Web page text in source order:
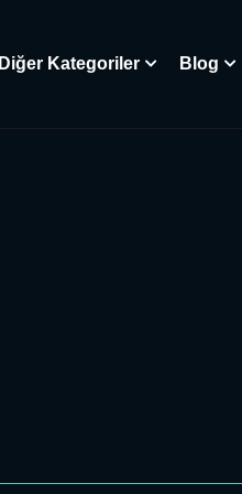
Diğer Kategoriler Blog